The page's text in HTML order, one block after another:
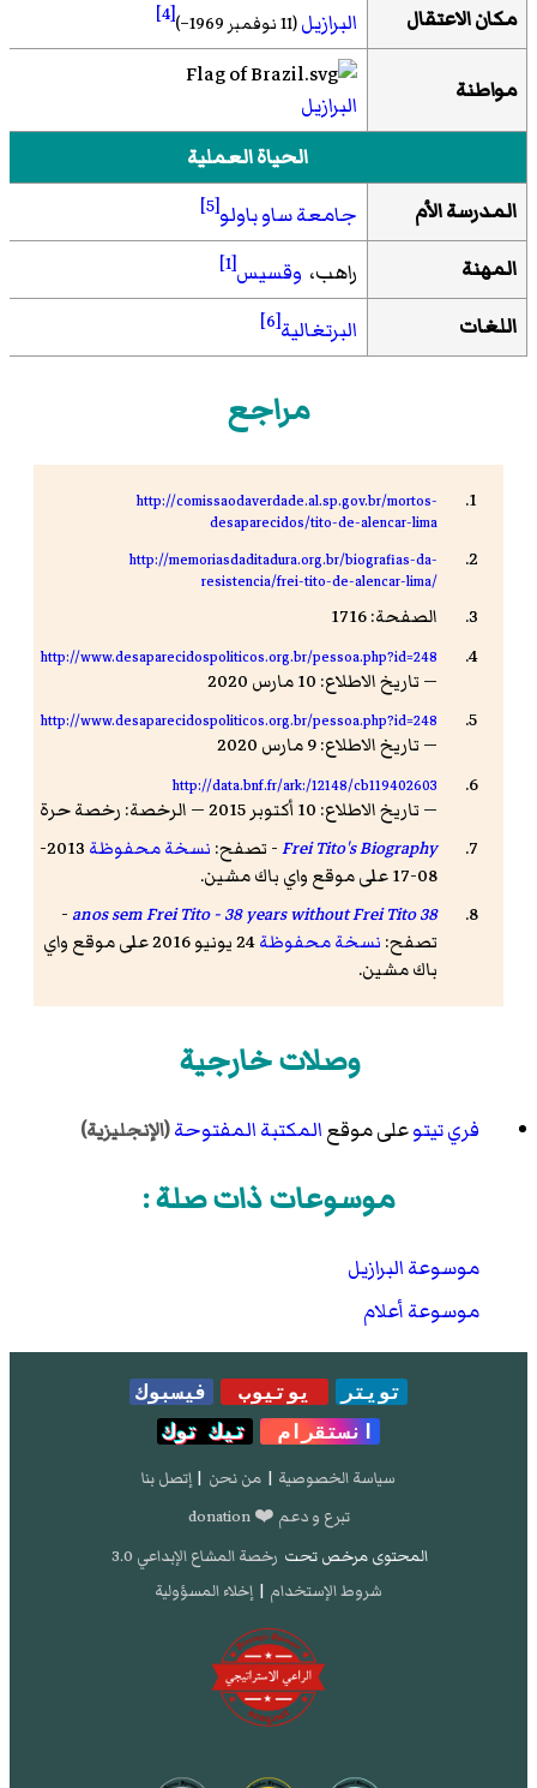
مكان الاعتقال البرازيل(11 نوفمبر 1969–) [4]
مواطنة
البرازيل
الحياة العملية
المدرسة الأم
جامعة ساو باولو[5]
المهنة راهب، وقسيس[1]
اللغات البرتغالية[6]
مراجع
http://comissaodaverdade.al.sp.gov.br/mortos-
desaparecidos/tito-de-alencar-lima
http://memoriasdaditadura.org.br/biografias-da-
resistencia/frei-tito-de-alencar-lima/
الصفحة: 1716
http://www.desaparecidospoliticos.org.br/pessoa.php?id=248
— تاريخ الاطلاع: 10 مارس 2020
http://www.desaparecidospoliticos.org.br/pessoa.php?id=248
— تاريخ الاطلاع: 9 مارس 2020
http://data.bnf.fr/ark:/12148/cb119402603
— تاريخ الاطلاع: 10 أكتوبر 2015 — الرخصة: رخصة حرة
Frei Tito's Biography- تصفح: نسخة محفوظة
2013-
08-17 على موقع واي باك مشين.
38 anos sem Frei Tito - 38 years without Frei Tito
-
تصفح: نسخة محفوظة
24 يونيو 2016 على موقع واي
باك مشين.
وصلات خارجية
فري تيتوعلى موقعالمكتبة المفتوحة(الإنجليزية)
موسوعات ذات صلة :
موسوعة البرازيل
موسوعة أعلام
تويتر يوتيوب
فيسبوك
انستقرام
تيك توك
سياسة الخصوصية | من نحن | إتصل بنا
تبرع و دعم ❤️ donation
المحتوى مرخص تحت رخصة المشاع الإبداعي 3.0
شروط الإستخدام | إخلاء المسؤولية